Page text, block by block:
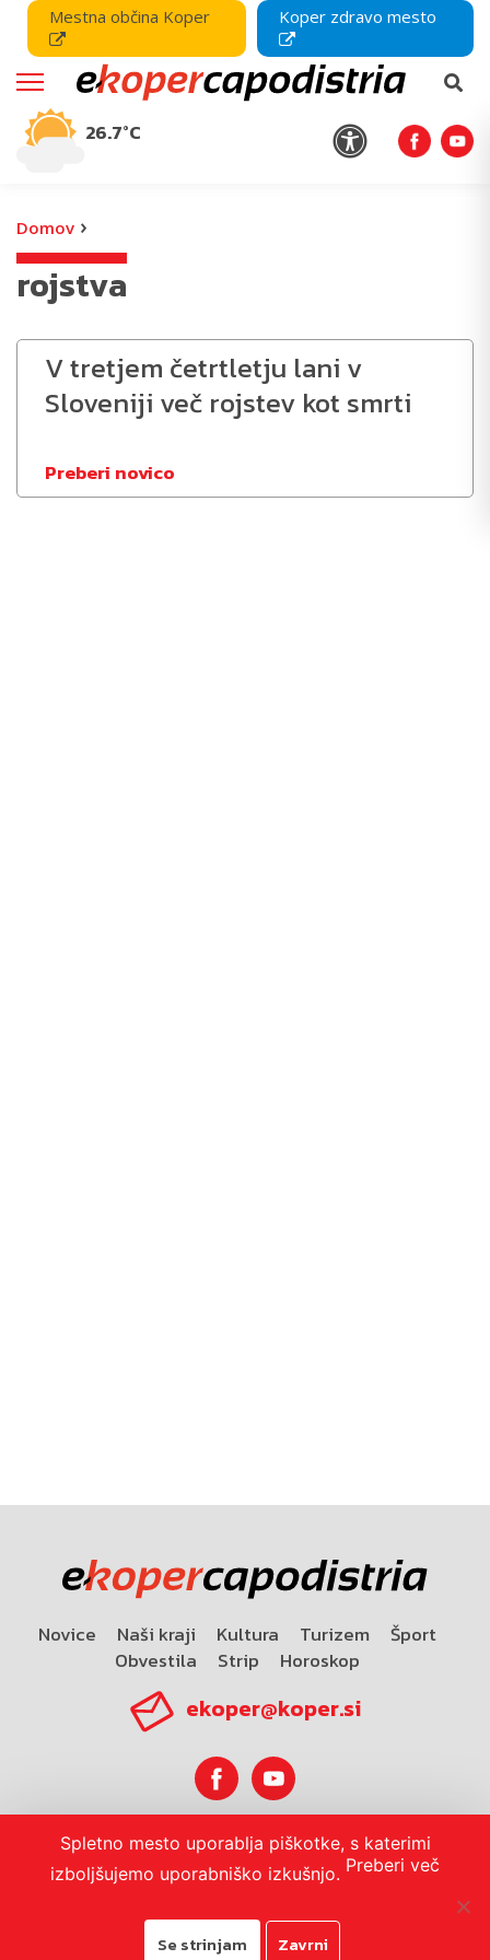
Mestna občina Koper Koper zdravo mesto
26.7°C
Domov ›
rojstva
V tretjem četrtletju lani v
Sloveniji več rojstev kot smrti
Preberi novico
Novice Naši kraji Kultura Turizem
Šport
Obvestila
Strip Horoskop
ekoper@koper.si
Horoskop
Spletno mesto uporablja piškotke, s katerimi
izboljšujemo uporabniško izkušnjo. Preberi več
Se strinjam Zavrni